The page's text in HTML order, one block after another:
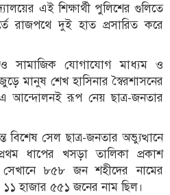
এই শিক্ষার্থী পুলিশের গুলিতে
রাজপথে দুই হাত প্রসারিত করে
সামাজিক যোগাযোগ মাধ্যম ও
মানুষ শেখ হাসিনার স্বৈরশাসনের
এ আন্দোলনই রূপ নেয় ছাত্র-জনতার
বিশেষ সেল ছাত্র-জনতার অভ্যুত্থানে
ধাপের খসড়া তালিকা প্রকাশ
৮৫৮ জন শহীদের নামের
হাজার ৫৫১ জনের নাম ছিল।